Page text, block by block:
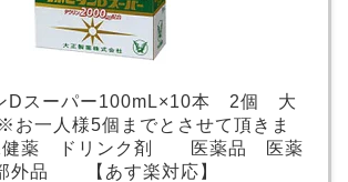
Dスーパー100mL×10本 2個 大
一人様5個までとさせて頂きま
薬 ドリンク剤 医薬品 医薬
外品 【あす楽対応】